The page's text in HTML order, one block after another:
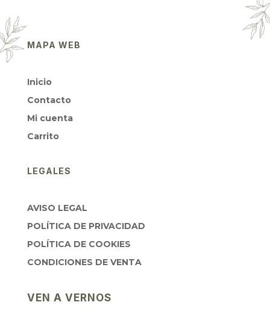
MAPA WEB
Inicio
Contacto
Mi cuenta
Carrito
LEGALES
AVISO LEGAL
POLÍTICA DE PRIVACIDAD
POLÍTICA DE COOKIES
CONDICIONES DE VENTA
VEN A VERNOS